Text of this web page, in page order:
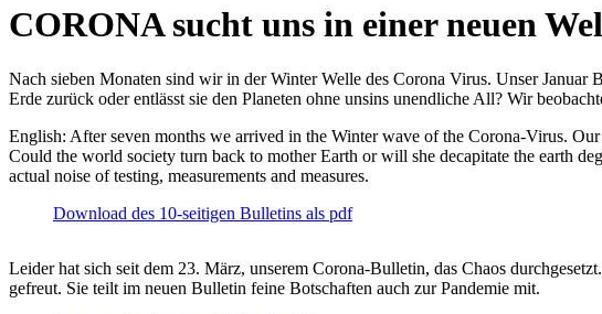
CORONA sucht uns in einer neuen
Nach sieben Monaten sind wir in der Winter Welle des Corona Virus. Unser
Erde zurück oder entlässt sie den Planeten ohne unsins unendliche All? Wir
English: After seven months we arrived in the Winter wave of the Corona-Virus.
Could the world society turn back to mother Earth or will she decapitate the earth
actual noise of testing, measurements and measures.
Download des 10-seitigen Bulletins als pdf
Leider hat sich seit dem 23. März, unserem Corona-Bulletin, das Chaos
gefreut. Sie teilt im neuen Bulletin feine Botschaften auch zur Pandemie mit.